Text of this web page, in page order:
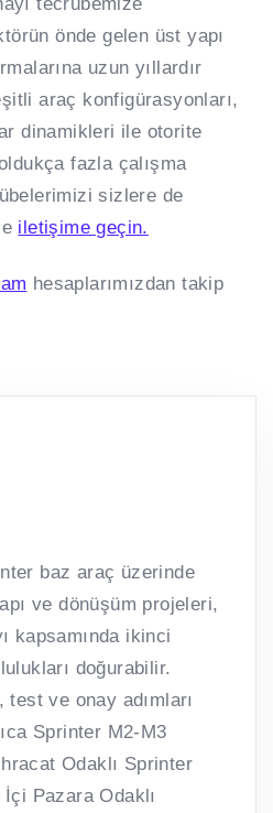
önde gelen üst yapı
uzun yıllardır
araç konfigürasyonları,
dinamikleri ile otorite
fazla çalışma
sizlere de
iletişime geçin.
hesaplarımızdan takip
baz araç üzerinde
ve dönüşüm projeleri,
kapsamında ikinci
doğurabilir.
ve onay adımları
Sprinter M2-M3
Odaklı Sprinter
Pazara Odaklı